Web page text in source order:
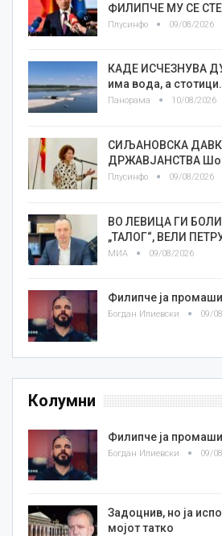
ФИЛИПЧЕ МУ СЕ
Плусинфо 09/08/2026
КАДЕ ИСЧЕЗНУВА
има вода, а
Панорама 10/08/2026
СИЉАНОВСКА
ДРЖАВЈАНСТВА
Плусинфо 09/08/2026
ВО ЛЕВИЦА ГИ
„ТАЛОГ“, ВЕЛИ
МИА 09/08/2026
Филипче ја
Богдан Илиевски 09/
Колумни
Филипче ја
Богдан Илиевски 09/
Задоцнив, но ја
мојот татко